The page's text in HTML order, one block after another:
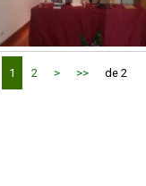
1 2 > >> de 2